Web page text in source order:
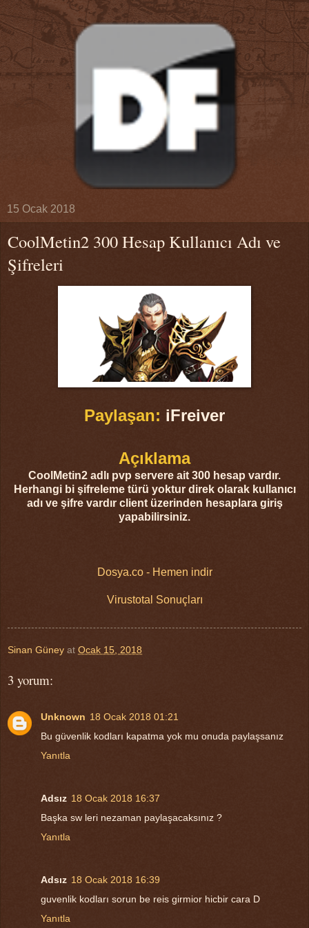
15 Ocak 2018
CoolMetin2 300 Hesap Kullanıcı Adı ve
Şifreleri
Paylaşan: iFreiver
Açıklama
CoolMetin2 adlı pvp servere ait 300 hesap vardır.
Herhangi bi şifreleme türü yoktur direk olarak kullanıcı
adı ve şifre vardır client üzerinden hesaplara giriş
yapabilirsiniz.
Dosya.co - Hemen indir
Virustotal Sonuçları
Sinan Güney at Ocak 15, 2018
3 yorum:
Unknown 18 Ocak 2018 01:21
Bu güvenlik kodları kapatma yok mu onuda paylaşsanız
Yanıtla
Adsız 18 Ocak 2018 16:37
Başka sw leri nezaman paylaşacaksınız ?
Yanıtla
Adsız 18 Ocak 2018 16:39
guvenlik kodları sorun be reis girmior hicbir cara D
Yanıtla